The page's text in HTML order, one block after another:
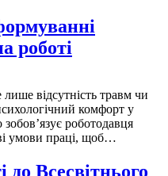
роботі
відсутність травм чи
комфорт у
роботодавця
умови праці, щоб…
до Всесвітнього